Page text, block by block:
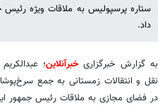
ستاره پرسپولیس به ملاقات ویژه رئیس
داد.
به گزارش خبرگزاریخبرآنلاین؛
نقل و انتقالات زمستانی به جمع
در فضای مجازی به ملاقات رئیس جمهور